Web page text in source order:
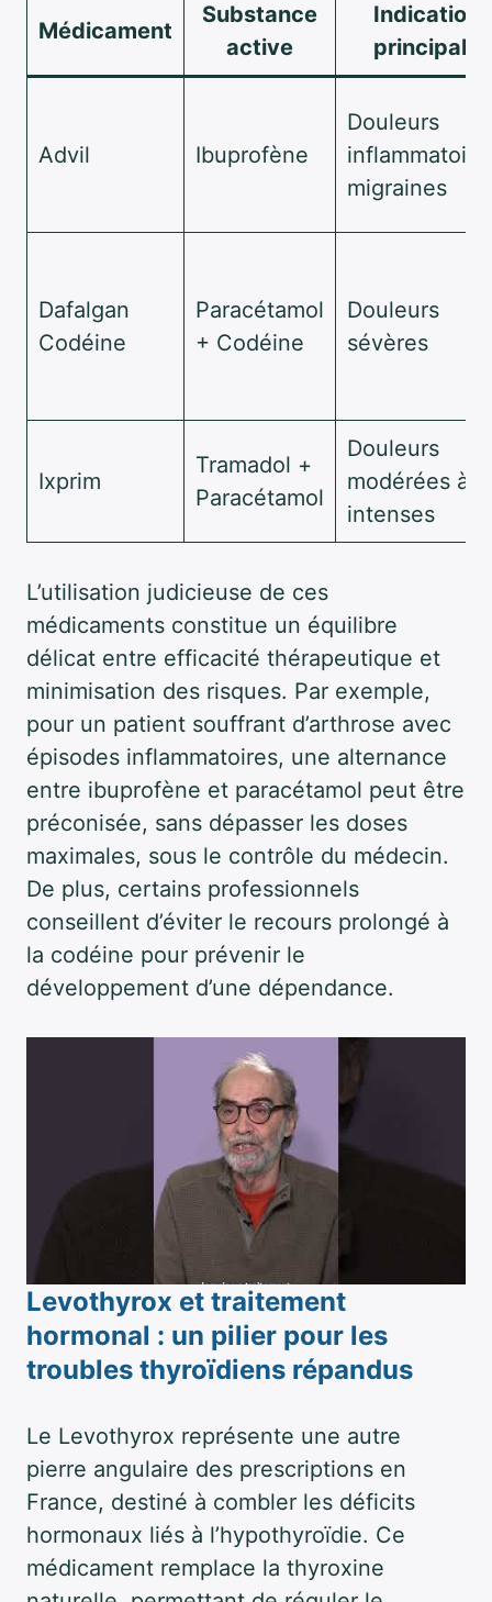
Médicament
Substance
active
Indication
principale
Advil Ibuprofène
Douleurs
migraines
Dafalgan
Codéine
Paracétamol
+ Codéine
Douleurs
sévères
Ixprim
Tramadol +
Paracétamol
Douleurs
modérées à
intenses
L’utilisation judicieuse de ces
médicaments constitue un équilibre
délicat entre efficacité thérapeutique et
minimisation des risques. Par exemple,
pour un patient souffrant d’arthrose avec
épisodes inflammatoires, une alternance
entre ibuprofène et paracétamol peut être
préconisée, sans dépasser les doses
maximales, sous le contrôle du médecin.
De plus, certains professionnels
conseillent d’éviter le recours prolongé à
la codéine pour prévenir le
développement d’une dépendance.
Levothyrox et traitement
hormonal : un pilier pour les
troubles thyroïdiens répandus
Le Levothyrox représente une autre
pierre angulaire des prescriptions en
France, destiné à combler les déficits
hormonaux liés à l’hypothyroïdie. Ce
médicament remplace la thyroxine